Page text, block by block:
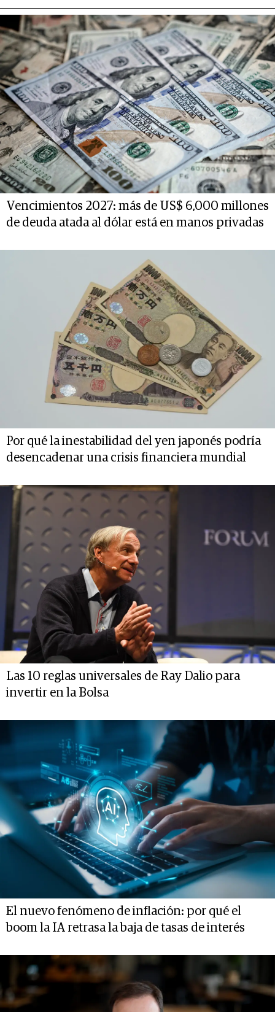
Vencimientos 2027: más de US$ 6,000 millones
de deuda atada al dólar está en manos privadas
Por qué la inestabilidad del yen japonés podría
desencadenar una crisis financiera mundial
Las 10 reglas universales de Ray Dalio para
invertir en la Bolsa
El nuevo fenómeno de inflación: por qué el
boom la IA retrasa la baja de tasas de interés